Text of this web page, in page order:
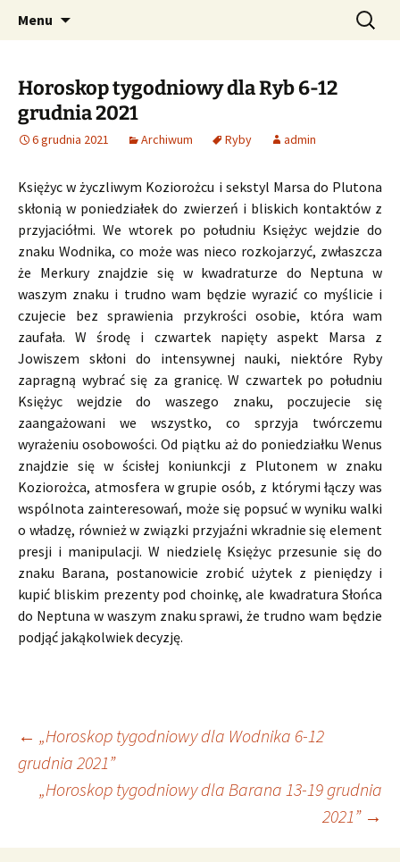
CzaroMarowy horoskop
dzienny, miesięczny i
tygodniowy
Profesjonalne przepowiednie astrologiczne
Menu Szukaj:
Horoskop tygodniowy dla Ryb 6-12
grudnia 2021
6 grudnia 2021 Archiwum Ryby admin
Księżyc w życzliwym Koziorożcu i sekstyl Marsa do Plutona
skłonią w poniedziałek do zwierzeń i bliskich kontaktów z
przyjaciółmi. We wtorek po południu Księżyc wejdzie do
znaku Wodnika, co może was nieco rozkojarzyć, zwłaszcza
że Merkury znajdzie się w kwadraturze do Neptuna w
waszym znaku i trudno wam będzie wyrazić co myślicie i
czujecie bez sprawienia przykrości osobie, która wam
zaufała. W środę i czwartek napięty aspekt Marsa z
Jowiszem skłoni do intensywnej nauki, niektóre Ryby
zapragną wybrać się za granicę. W czwartek po południu
Księżyc wejdzie do waszego znaku, poczujecie się
zaangażowani we wszystko, co sprzyja twórczemu
wyrażeniu osobowości. Od piątku aż do poniedziałku Wenus
znajdzie się w ścisłej koniunkcji z Plutonem w znaku
Koziorożca, atmosfera w grupie osób, z którymi łączy was
wspólnota zainteresowań, może się popsuć w wyniku walki
o władzę, również w związki przyjaźni wkradnie się element
presji i manipulacji. W niedzielę Księżyc przesunie się do
znaku Barana, postanowicie zrobić użytek z pieniędzy i
kupić bliskim prezenty pod choinkę, ale kwadratura Słońca
do Neptuna w waszym znaku sprawi, że trudno wam będzie
podjąć jakąkolwiek decyzję.
Nawigacja
wpisu
← „Horoskop tygodniowy dla Wodnika 6-12
grudnia 2021”
„Horoskop tygodniowy dla Barana 13-19 grudnia
2021” →